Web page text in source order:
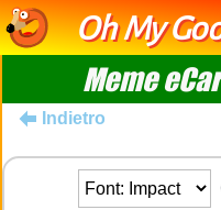
Oh My
Meme
Indietro